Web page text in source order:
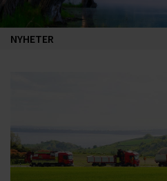
NYHETER